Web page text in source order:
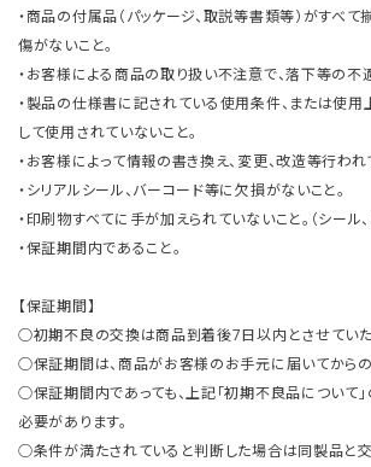
・商品の付属品（パッケージ、取説等書類等）がすべて
傷がないこと。
・お客様による商品の取り扱い不注意で、落下等の不
・製品の仕様書に記されている使用条件、または使
して使用されていないこと。
・お客様によって情報の書き換え、変更、改造等行われ
・シリアルシール、バーコード等に欠損がないこと。
・印刷物すべてに手が加えられていないこと。（シール
・保証期間内であること。
【保証期間】
○初期不良の交換は商品到着後7日以内とさせていた
○保証期間は、商品がお客様のお手元に届いてからの
○保証期間内であっても、上記「初期不良品について
必要があります。
○条件が満たされていると判断した場合は同製品と